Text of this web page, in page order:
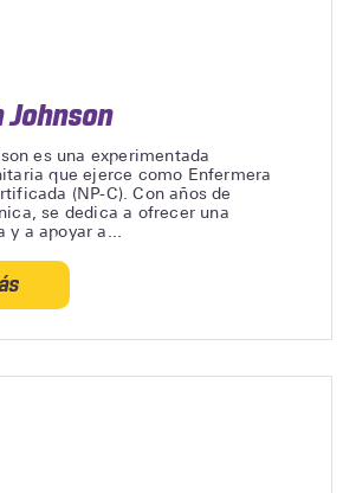
Johnson
es una experimentada
que ejerce como Enfermera
(NP-C). Con años de
se dedica a ofrecer una
y a apoyar a...